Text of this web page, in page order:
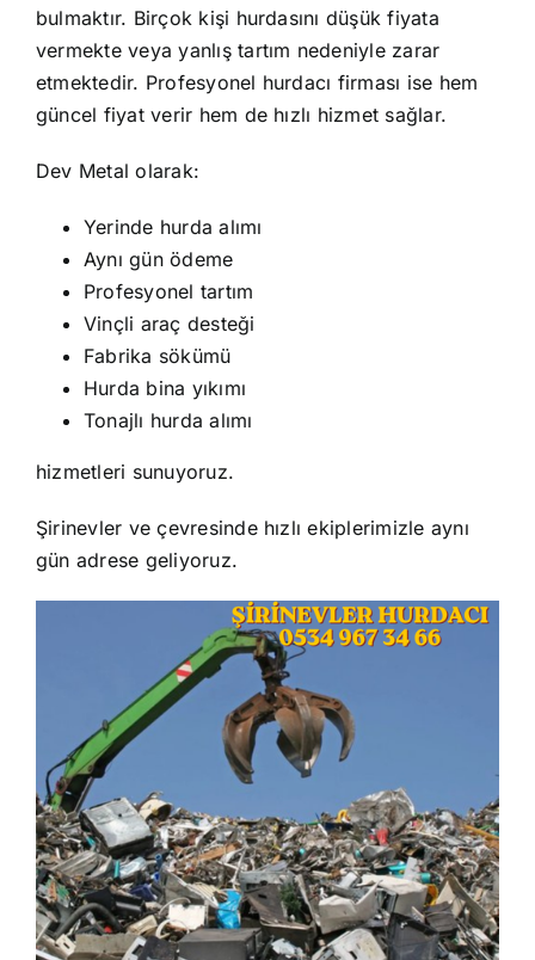
bulmaktır. Birçok kişi hurdasını düşük fiyata
vermekte veya yanlış tartım nedeniyle zarar
etmektedir. Profesyonel hurdacı firması ise hem
güncel fiyat verir hem de hızlı hizmet sağlar.
Dev Metal olarak:
Yerinde hurda alımı
Aynı gün ödeme
Profesyonel tartım
Vinçli araç desteği
Fabrika sökümü
Hurda bina yıkımı
Tonajlı hurda alımı
hizmetleri sunuyoruz.
Şirinevler ve çevresinde hızlı ekiplerimizle aynı
gün adrese geliyoruz.